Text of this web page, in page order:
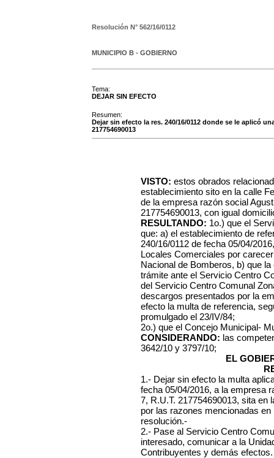
Resolución N° 562/16/0112
MUNICIPIO B - GOBIERNO
Tema:
DEJAR SIN EFECTO
Resumen:
Dejar sin efecto la res. 240/16/0112 donde se le aplicó
217754690013
VISTO: estos obrados
establecimiento sito en la calle
de la empresa razón social
217754690013, con igual
RESULTANDO: 1o.) que el
que: a) el establecimiento de
240/16/0112 de fecha 05/04/
Locales Comerciales por
Nacional de Bomberos, b) que
trámite ante el Servicio Centro
del Servicio Centro Comunal
descargos presentados por la
efecto la multa de referencia,
promulgado el 23/IV/84;
2o.) que el Concejo Municipal-
CONSIDERANDO: las
3642/10 y 3797/10;
EL
1.- Dejar sin efecto la multa
fecha 05/04/2016, a la empresa
7, R.U.T. 217754690013, sita en
por las razones mencionadas
resolución.-
2.- Pase al Servicio Centro
interesado, comunicar a la
Contribuyentes y demás efectos.